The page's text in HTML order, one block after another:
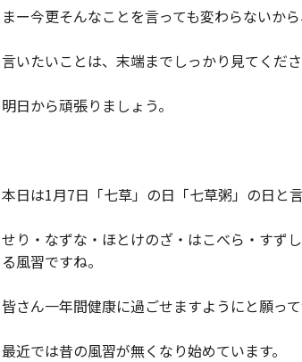
まー今更そんなことを言っても変わらないか
言いたいことは、末端までしっかり見てくだ
明日から頑張りましょう。
本日は1月7日「七草」の日「七草粥」の日と言
せり・なずな・ほとけのざ・はこべら・すず
る風習ですね。
皆さん一年間健康に過ごせますようにと願っ
最近では昔の風習が無くなり始めています。